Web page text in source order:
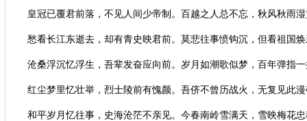
皇冠已覆君前落，不见人间少帝制。百越之人总不忘，秋风秋雨湿
愁看长江东逝去，却有青史映君前。莫悲往事愤钩沉，但看祖国焕
沧桑浮沉忆浮生，吾辈发奋应向前。岁月如潮歌似梦，百年弹指一
红尘梦里忆壮举，烈士陵前有愧颜。吾侪不曾历战火，无复见此漫
和平岁月忆往事，史海沧茫不亲见。今春南岭雪满天，雪映梅花忠